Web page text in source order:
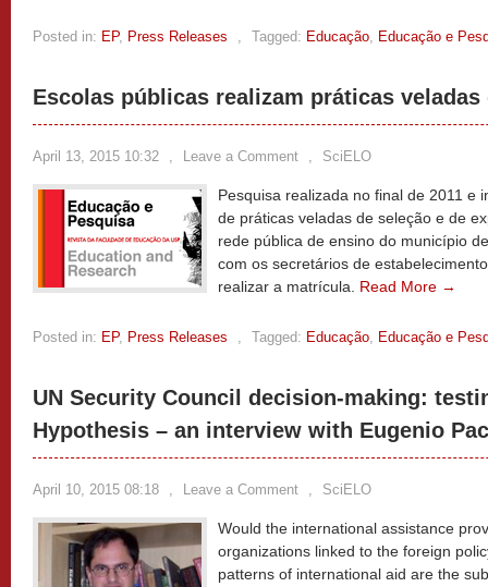
Posted in: EP, Press Releases , Tagged: Educação, Educação e
Escolas públicas realizam práticas veladas
April 13, 2015 10:32 , Leave a Comment , SciELO
Pesquisa realizada no final de 2011 e
de práticas veladas de seleção e de
rede pública de ensino do município
com os secretários de
realizar a matrícula. Read More →
Posted in: EP, Press Releases , Tagged: Educação, Educação e
UN Security Council decision-making:
Hypothesis – an interview with Eugenio
April 10, 2015 08:18 , Leave a Comment , SciELO
Would the international assistance
organizations linked to the foreign
patterns of international aid are the